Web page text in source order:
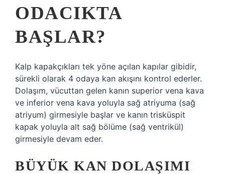
ODACIKTA
BAŞLAR?
Kalp kapakçıkları tek yöne açılan kapılar gibidir,
sürekli olarak 4 odaya kan akışını kontrol ederler.
Dolaşım, vücuttan gelen kanın superior vena kava
ve inferior vena kava yoluyla sağ atriyuma (sağ
atriyum) girmesiyle başlar ve kanın trisküspit
kapak yoluyla alt sağ bölüme (sağ ventrikül)
girmesiyle devam eder.
BÜYÜK KAN DOLAŞIMI